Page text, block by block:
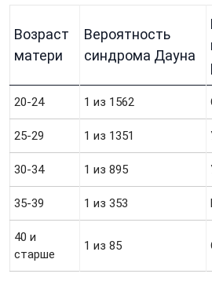
Возраст
матери
Вероятность
синдрома Дауна
20-24 1 из 1562
25-29 1 из 1351
30-34 1 из 895
35-39 1 из 353
40 и
старше
1 из 85